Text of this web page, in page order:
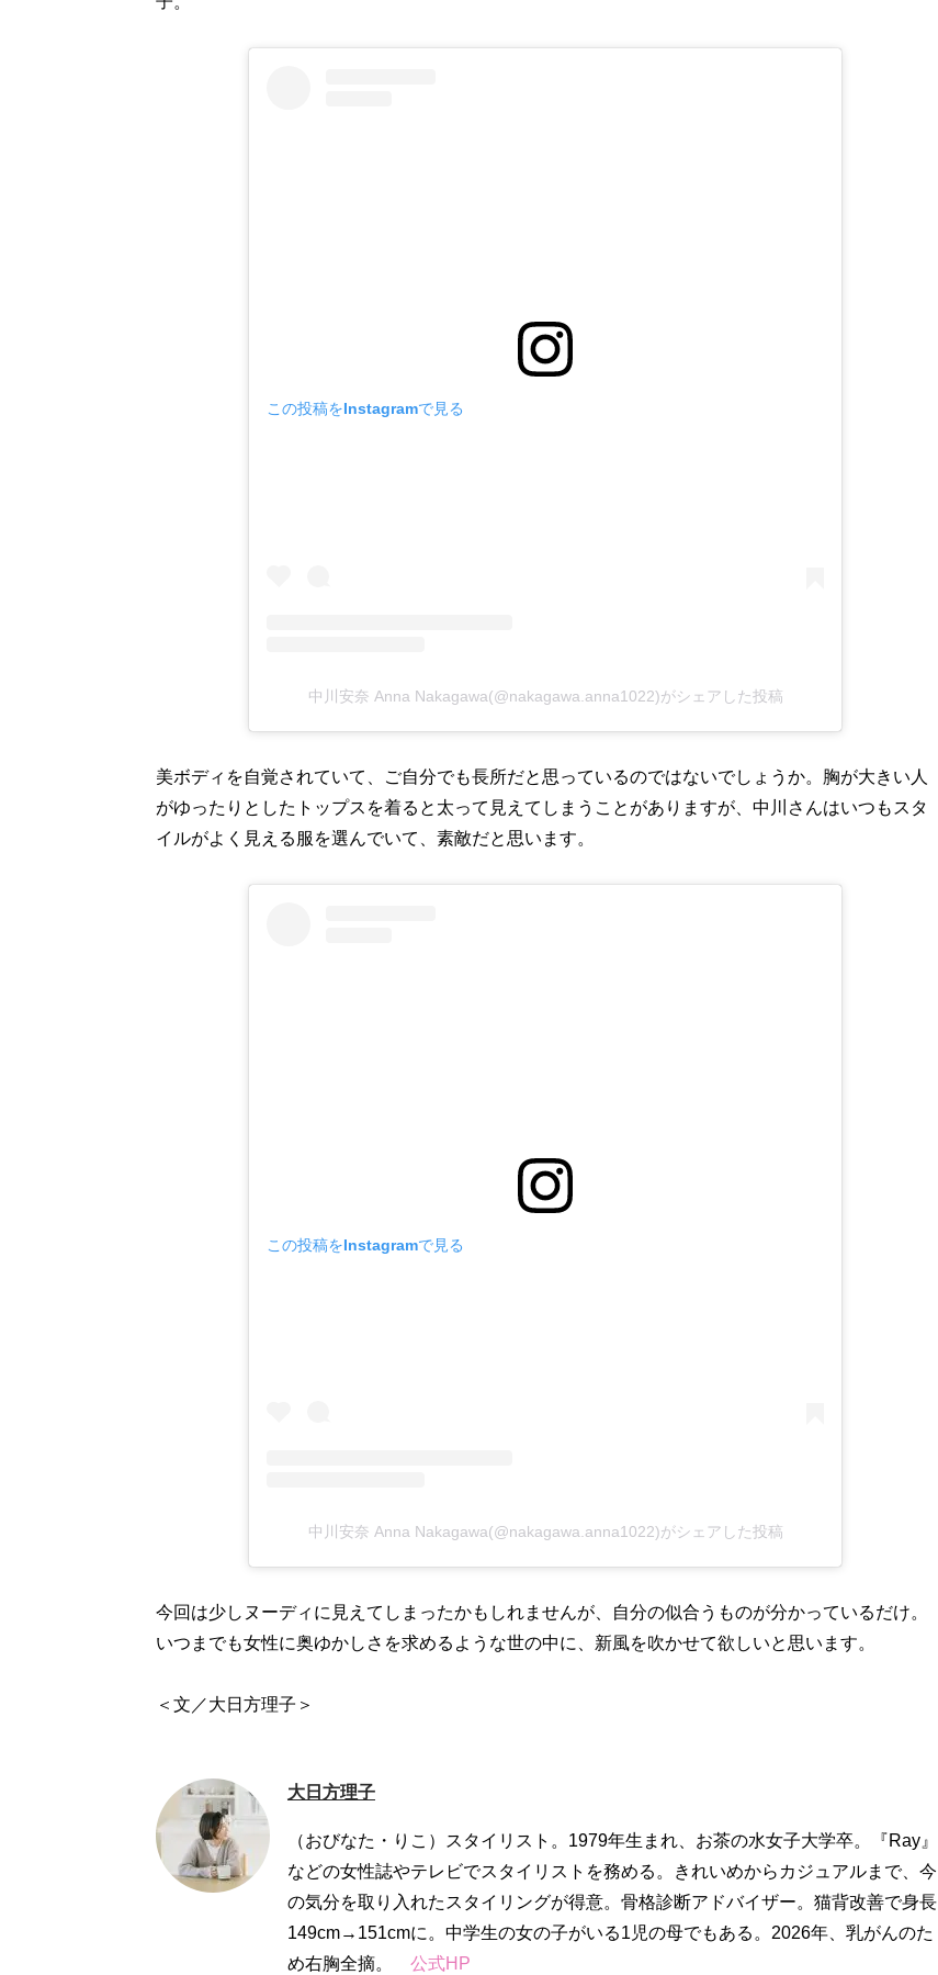
この投稿をInstagramで見る
中川安奈 Anna Nakagawa(@nakagawa.anna1022)がシェアした投稿
美ボディを自覚されていて、ご自分でも長所だと思っているのではないでしょうか。胸が大きい人
がゆったりとしたトップスを着ると太って見えてしまうことがありますが、中川さんはいつもスタ
イルがよく見える服を選んでいて、素敵だと思います。
この投稿をInstagramで見る
中川安奈 Anna Nakagawa(@nakagawa.anna1022)がシェアした投稿
今回は少しヌーディに見えてしまったかもしれませんが、自分の似合うものが分かっているだけ。
いつまでも女性に奥ゆかしさを求めるような世の中に、新風を吹かせて欲しいと思います。
＜文／大日方理子＞
大日方理子
（おびなた・りこ）スタイリスト。1979年生まれ、お茶の水女子大学卒。『Ray』
などの女性誌やテレビでスタイリストを務める。きれいめからカジュアルまで、今
の気分を取り入れたスタイリングが得意。骨格診断アドバイザー。猫背改善で身長
149cm→151cmに。中学生の女の子がいる1児の母でもある。2026年、乳がんのた
め右胸全摘。 公式HP